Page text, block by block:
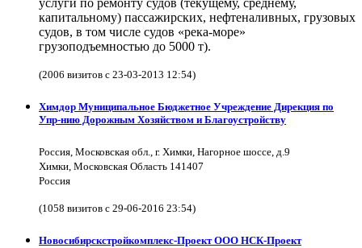
капитальному) пассажирских, нефтеналивных, грузовых
судов, в том числе судов «река-море»
грузоподъемностью до 5000 т).
(2006 визитов с 23-03-2013 12:54)
Химдор Муниципальное Бюджетное Учреждение Дирекция по
Упр-нию Дорожным Хозяйством и Благоустройству
Россия, Московская обл., г. Химки, Нагорное шоссе, д.9
Химки, Московская Область 141407
Россия
(1058 визитов с 29-06-2016 23:54)
Новосибирскстройкомплекс-Проект ООО НСК-Проект